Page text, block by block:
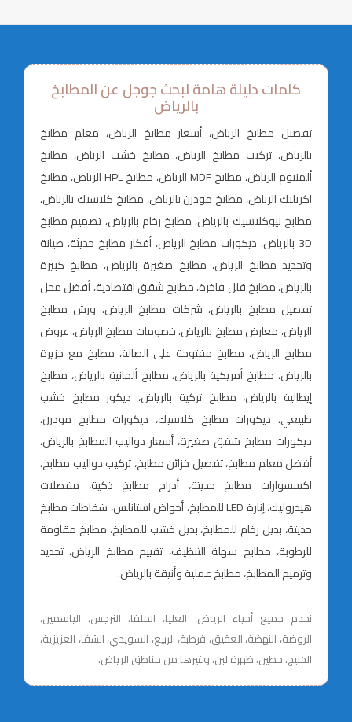
كلمات دليلة هامة لبحث جوجل عن المطابخ
بالرياض
تفصيل مطابخ الرياض، أسعار مطابخ الرياض، معلم مطابخ
بالرياض، تركيب مطابخ الرياض، مطابخ خشب الرياض، مطابخ
ألمنيوم الرياض، مطابخ MDF الرياض، مطابخ HPL الرياض، مطابخ
اكريليك الرياض، مطابخ مودرن بالرياض، مطابخ كلاسيك بالرياض،
مطابخ نيوكلاسيك بالرياض، مطابخ رخام بالرياض، تصميم مطابخ
3D بالرياض، ديكورات مطابخ الرياض، أفكار مطابخ حديثة، صيانة
وتجديد مطابخ الرياض، مطابخ صغيرة بالرياض، مطابخ كبيرة
بالرياض، مطابخ فلل فاخرة، مطابخ شقق اقتصادية، أفضل محل
تفصيل مطابخ بالرياض، شركات مطابخ الرياض، ورش مطابخ
الرياض، معارض مطابخ بالرياض، خصومات مطابخ الرياض، عروض
مطابخ الرياض، مطابخ مفتوحة على الصالة، مطابخ مع جزيرة
بالرياض، مطابخ أمريكية بالرياض، مطابخ ألمانية بالرياض، مطابخ
إيطالية بالرياض، مطابخ تركية بالرياض، ديكور مطابخ خشب
طبيعي، ديكورات مطابخ كلاسيك، ديكورات مطابخ مودرن،
ديكورات مطابخ شقق صغيرة، أسعار دواليب المطابخ بالرياض،
أفضل معلم مطابخ، تفصيل خزائن مطابخ، تركيب دواليب مطابخ،
اكسسوارات مطابخ حديثة، أدراج مطابخ ذكية، مفصلات
هيدروليك، إنارة LED للمطابخ، أحواض استانلس، شفاطات مطابخ
حديثة، بديل رخام للمطابخ، بديل خشب للمطابخ، مطابخ مقاومة
للرطوبة، مطابخ سهلة التنظيف، تقييم مطابخ الرياض، تجديد
وترميم المطابخ، مطابخ عملية وأنيقة بالرياض.
نخدم جميع أحياء الرياض: العليا، الملقا، النرجس، الياسمين،
الروضة، النهضة، العقيق، قرطبة، الربيع، السويدي، الشفا، العزيزية،
الخليج، حطين، ظهرة لبن، وغيرها من مناطق الرياض.